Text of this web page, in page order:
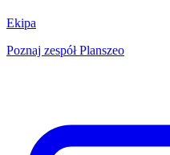
Ekipa
Poznaj zespół Planszeo